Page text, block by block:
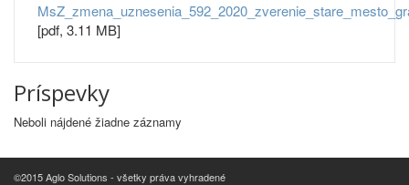
[pdf, 3.11 MB]
Príspevky
Neboli nájdené žiadne záznamy
©2015 Aglo Solutions - všetky práva vyhradené